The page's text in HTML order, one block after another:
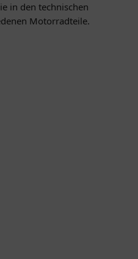
in den technischen
Motorradteile.